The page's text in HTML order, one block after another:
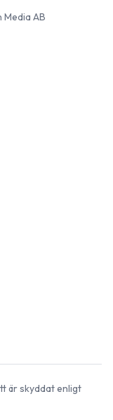
AB
är skyddat enligt